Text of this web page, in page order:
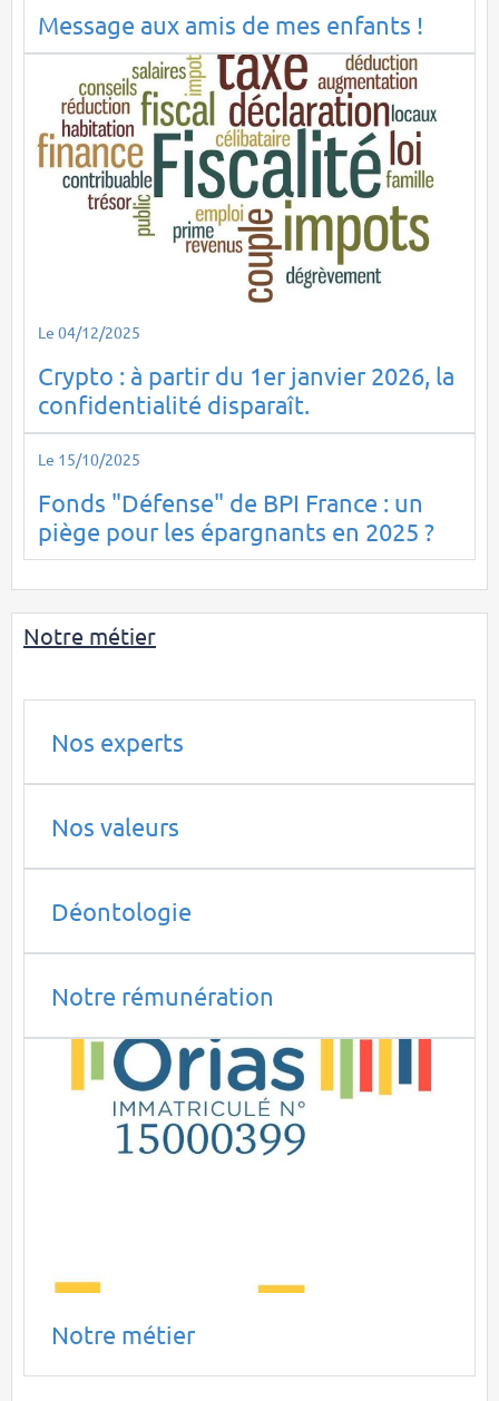
Message aux amis de mes enfants !
Le 04/12/2025
Crypto : à partir du 1er janvier 2026, la
confidentialité disparaît.
Le 15/10/2025
Fonds "Défense" de BPI France : un
piège pour les épargnants en 2025 ?
Notre métier
Nos experts
Nos valeurs
Déontologie
Notre rémunération
Notre métier